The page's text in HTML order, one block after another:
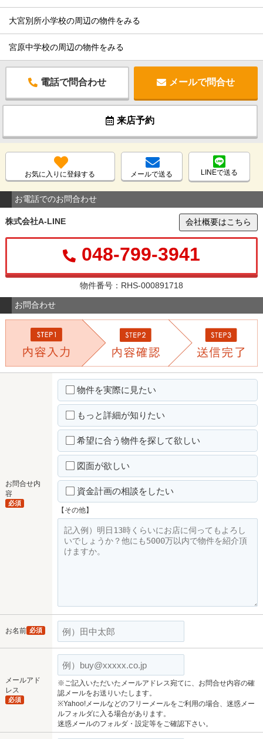
大宮別所小学校の周辺の物件をみる
宮原中学校の周辺の物件をみる
電話で問合わせ メールで問合せ
来店予約
お気に入りに登録する メールで送る LINEで送る
お電話でのお問合わせ
株式会社A-LINE 会社概要はこちら
048-799-3941
物件番号：RHS-000891718
お問合わせ
お問合せ内
容
必須
物件を実際に見たい
もっと詳細が知りたい
希望に合う物件を探して欲しい
図面が欲しい
資金計画の相談をしたい
【その他】
お名前 必須
メールアド
レス
必須
※ご記入いただいたメールアドレス宛てに、お問合せ内容の確
認メールをお送りいたします。
※Yahoo!メールなどのフリーメールをご利用の場合、迷惑メー
ルフォルダに入る場合があります。
迷惑メールのフォルダ・設定等をご確認下さい。